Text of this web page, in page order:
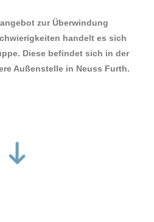
zur Überwindung
handelt es sich
Diese befindet sich in der
Außenstelle in Neuss Furth.